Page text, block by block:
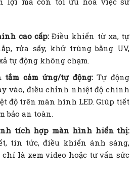
cao cấp:Điều khiển từ xa, tự
rửa sấy, khử trùng bằng UV,
tự động không chạm.
tắm cảm ứng/tự động:Tự động
vào, điều chỉnh nhiệt độ chính
độ trên màn hình LED. Giúp tiết
bảo an toàn.
tích hợp màn hình hiển thị:
tin tức, điều khiển ánh sáng,
chí là xem video hoặc tư vấn sức